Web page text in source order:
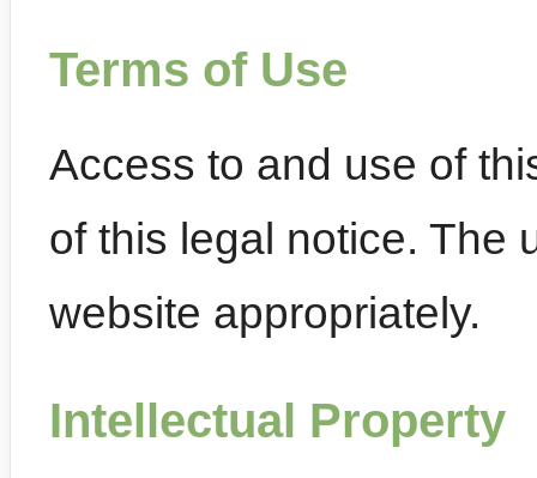
Terms of Use
Access to and use of
of this legal notice. The
website appropriately.
Intellectual Property